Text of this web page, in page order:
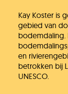
Kay Koster is
gebied van
bodemdaling.
en
betrokken bij
UNESCO.